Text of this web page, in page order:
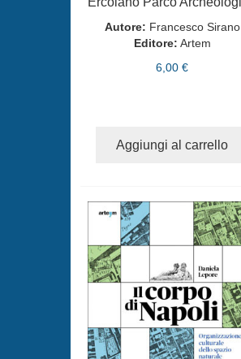
Autore: Francesco Sirano
Editore: Artem
6,00 €
Aggiungi al carrello